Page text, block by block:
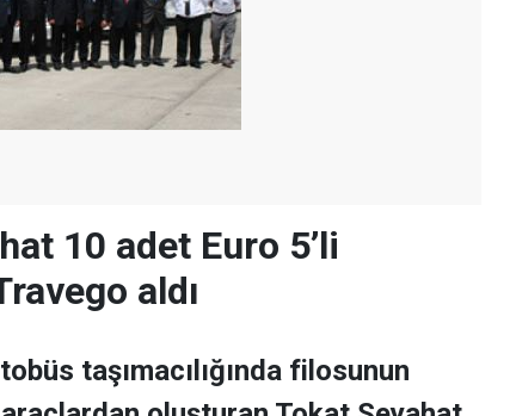
10 adet Euro 5’li
aldı
taşımacılığında filosunun